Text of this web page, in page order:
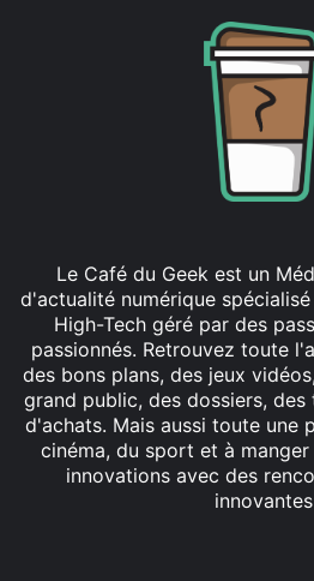
Le Café du Geek est un
d'actualité numérique
High-Tech géré par des
passionnés. Retrouvez toute
des bons plans, des jeux
grand public, des dossiers,
d'achats. Mais aussi toute une
cinéma, du sport et à
innovations avec des